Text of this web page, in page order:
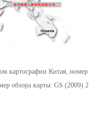
картографии Китая, номер
обзора карты: GS (2009) 2